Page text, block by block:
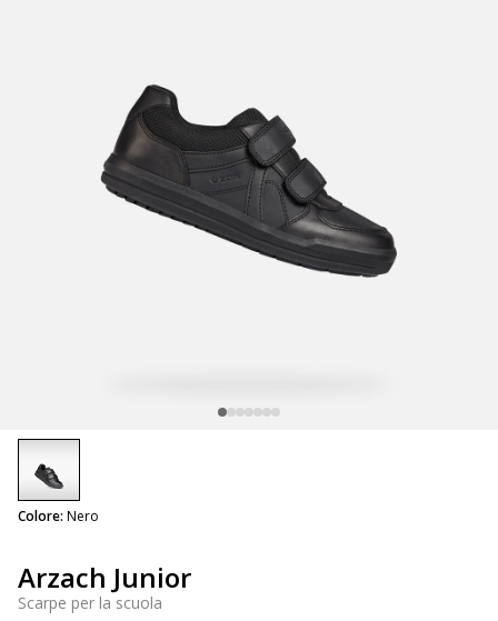
Arzach Junior
Scarpe per la scuola
Colore: Nero
selected